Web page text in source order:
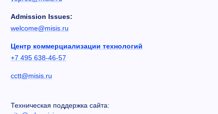
Admission Issues:
welcome@misis.ru
Центр коммерциализации технологий
+7 495 638-46-57
cctt@misis.ru
Техническая поддержка сайта: